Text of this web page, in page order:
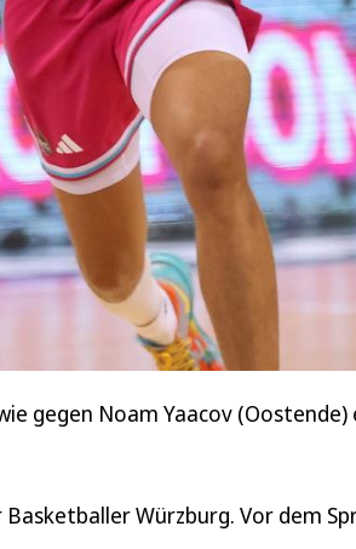
gegen Noam Yaacov
Würzburg. Vor dem